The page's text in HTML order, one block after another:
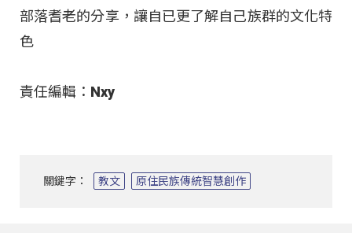
部落耆老的分享，讓自已更了解自己族群的文化特
色
責任編輯：Nxy
關鍵字： 教文 原住民族傳統智慧創作